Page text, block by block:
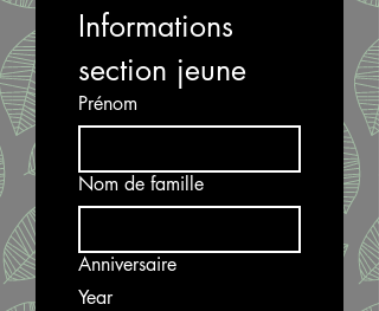
Informations
section jeune
Prénom
Nom de famille
Anniversaire
Year